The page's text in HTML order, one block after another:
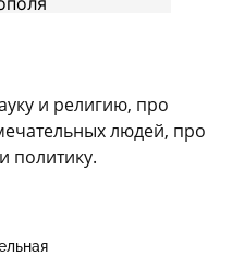
и религию, про
людей, про
политику.